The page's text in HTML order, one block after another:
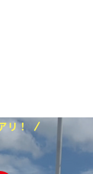
リ！